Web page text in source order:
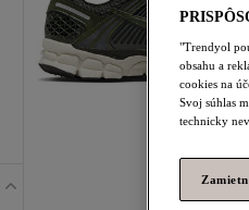
"Trendyol
obsahu a
cookies na
Svoj súhlas
technicky